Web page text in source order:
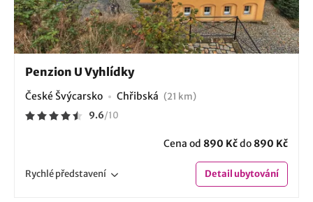
Penzion U Vyhlídky
České Švýcarsko Chřibská (21 km)
9.6/10
Cena od 890 Kčdo 890 Kč
Rychlépředstavení Detailubytování